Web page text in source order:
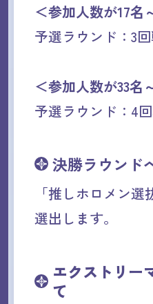
＜参加人数が17名
予選ラウンド：3
＜参加人数が33名
予選ラウンド：4
決勝ラウンド
「推しホロメン
選出します。
エクストリー
て